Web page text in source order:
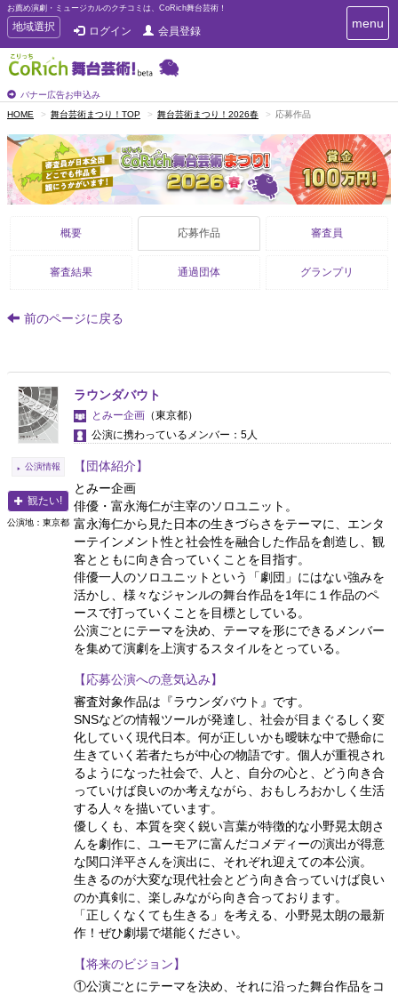
お薦め演劇・ミュージカルのクチコミは、CoRich舞台芸術！
T
o
g
g
e
n
a
v
i
g
a
t
地域選択 ログイン 会員登録
バナー広告お申込み
T
o
a
v
i
g
menu
HOME 舞台芸術まつり！TOP 舞台芸術まつり！2026春 応募作品
概要 応募作品 審査員
審査結果 通過団体 グランプリ
前のページに戻る
公演情報
観たい!
公演地：東京都
ラウンダバウト
とみー企画 （東京都）
公演に携わっているメンバー：5人
【団体紹介】
とみー企画
俳優・富永海仁が主宰のソロユニット。
富永海仁から見た日本の生きづらさをテーマに、エンタ
ーテインメント性と社会性を融合した作品を創造し、観
客とともに向き合っていくことを目指す。
俳優一人のソロユニットという「劇団」にはない強みを
活かし、様々なジャンルの舞台作品を1年に１作品のペ
ースで打っていくことを目標としている。
公演ごとにテーマを決め、テーマを形にできるメンバー
を集めて演劇を上演するスタイルをとっている。
【応募公演への意気込み】
審査対象作品は『ラウンダバウト』です。
SNSなどの情報ツールが発達し、社会が目まぐるしく変
化していく現代日本。何が正しいかも曖昧な中で懸命に
生きていく若者たちが中心の物語です。個人が重視され
るようになった社会で、人と、自分の心と、どう向き合
っていけば良いのか考えながら、おもしろおかしく生活
する人々を描いています。
優しくも、本質を突く鋭い言葉が特徴的な小野晃太朗さ
んを劇作に、ユーモアに富んだコメディーの演出が得意
な関口洋平さんを演出に、それぞれ迎えての本公演。
生きるのが大変な現代社会とどう向き合っていけば良い
のか真剣に、楽しみながら向き合っております。
「正しくなくても生きる」を考える、小野晃太朗の最新
作！ぜひ劇場で堪能ください。
【将来のビジョン】
①公演ごとにテーマを決め、それに沿った舞台作品をコ